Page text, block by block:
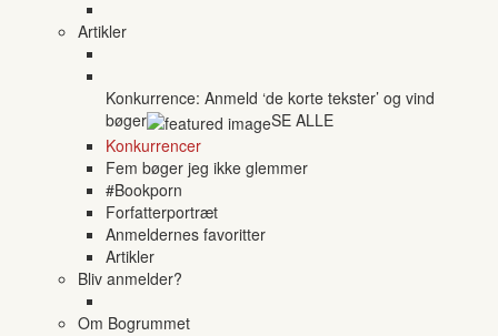
Artikler
Konkurrence: Anmeld ‘de korte tekster’ og vind
bøger
SE ALLE
Konkurrencer
Fem bøger jeg ikke glemmer
#Bookporn
Forfatterportræt
Anmeldernes favoritter
Artikler
Bliv anmelder?
Om Bogrummet